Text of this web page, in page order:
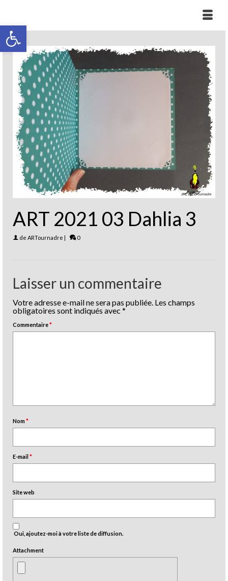
Ouvrir la barre d’outils
ART 2021 03 Dahlia 3
de ARTournadre | 0
Laisser un commentaire
Votre adresse e-mail ne sera pas publiée. Les champs
obligatoires sont indiqués avec *
Commentaire*
Nom*
E-mail*
Site web
Oui, ajoutez-moi à votre liste de diffusion.
Attachment